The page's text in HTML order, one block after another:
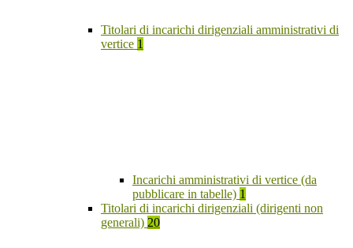
Titolari di incarichi dirigenziali amministrativi di
vertice 1
Incarichi amministrativi di vertice (da
pubblicare in tabelle) 1
Titolari di incarichi dirigenziali (dirigenti non
generali) 20